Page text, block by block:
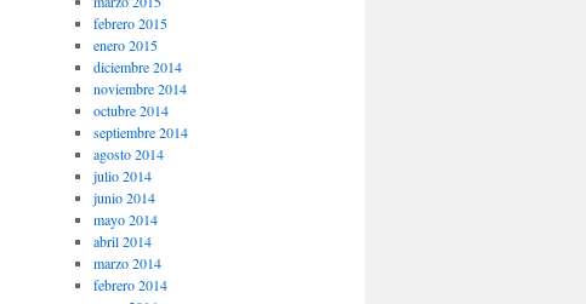
febrero 2015
enero 2015
diciembre 2014
noviembre 2014
octubre 2014
septiembre 2014
agosto 2014
julio 2014
junio 2014
mayo 2014
abril 2014
marzo 2014
febrero 2014